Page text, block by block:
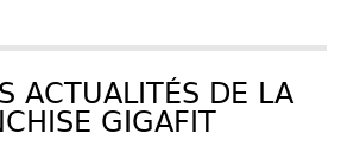
ACTUALITÉS DE LA
GIGAFIT